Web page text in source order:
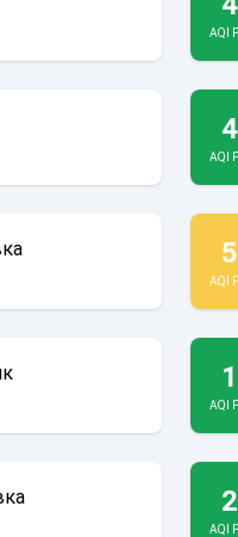
AQI
AQI
AQI
AQI
AQI